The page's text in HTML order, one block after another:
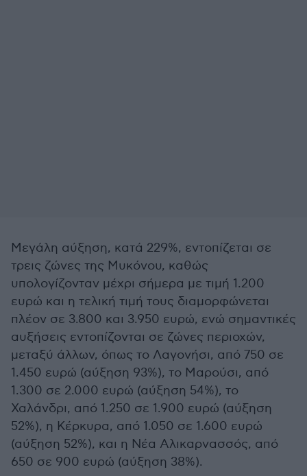
Μεγάλη αύξηση, κατά 229%, εντοπίζεται σε
τρεις ζώνες της Μυκόνου, καθώς
υπολογίζονταν μέχρι σήμερα με τιμή 1.200
ευρώ και η τελική τιμή τους διαμορφώνεται
πλέον σε 3.800 και 3.950 ευρώ, ενώ σημαντικές
αυξήσεις εντοπίζονται σε ζώνες περιοχών,
μεταξύ άλλων, όπως το Λαγονήσι, από 750 σε
1.450 ευρώ (αύξηση 93%), το Μαρούσι, από
1.300 σε 2.000 ευρώ (αύξηση 54%), το
Χαλάνδρι, από 1.250 σε 1.900 ευρώ (αύξηση
52%), η Κέρκυρα, από 1.050 σε 1.600 ευρώ
(αύξηση 52%), και η Νέα Αλικαρνασσός, από
650 σε 900 ευρώ (αύξηση 38%).